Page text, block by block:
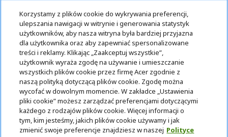
Darmowa
ekspresowa
dostawa
Wsparcie
przed i po
zakupie
Bezpieczne
płatności
© 2025 Acer Inc.
Firma CPYou BV jest autoryzowanym sprzedawcą produktów i
usług oferowanych w tym sklepie.
Korzystamy z plików cookie do wykrywania preferencji,
ulepszania nawigacji w witrynie i generowania statystyk
użytkowników, aby nasza witryna była bardziej przyjazna
dla użytkownika oraz aby zapewniać spersonalizowane
treści i reklamy. Klikając „Zaakceptuj wszystkie”,
użytkownik wyraża zgodę na używanie i umieszczanie
wszystkich plików cookie przez firmę Acer zgodnie z
naszą polityką dotyczącą plików cookie. Zgodę można
wycofać w dowolnym momencie. W zakładce „Ustawienia
pliki cookie” możesz zarządzać preferencjami dotyczącymi
każdego z rodzajów plików cookie. Więcej informacji o
tym, kim jesteśmy, jakich plików cookie używamy i jak
zmienić swoje preferencje znajdziesz w naszej Polityce